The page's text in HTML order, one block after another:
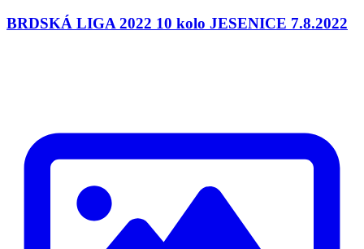
BRDSKÁ LIGA 2022 10 kolo JESENICE 7.8.2022